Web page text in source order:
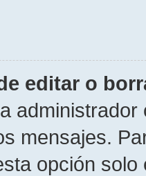
editar o
mensajes.
opción